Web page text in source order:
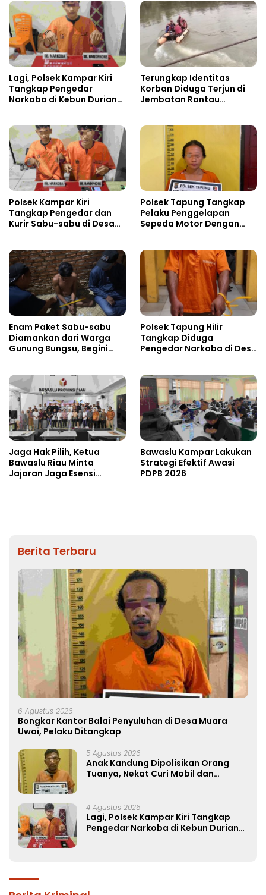
Lagi, Polsek Kampar Kiri
Tangkap Pengedar
Narkoba di Kebun Durian
Terungkap Identitas
Korban Diduga Terjun di
Jembatan Rantau
Polsek Kampar Kiri
Tangkap Pengedar dan
Kurir Sabu-sabu di Desa
Polsek Tapung Tangkap
Pelaku Penggelapan
Sepeda Motor Dengan
Enam Paket Sabu-sabu
Diamankan dari Warga
Gunung Bungsu, Begini
Polsek Tapung Hilir
Tangkap Diduga
Pengedar Narkoba di Desa
Jaga Hak Pilih, Ketua
Bawaslu Riau Minta
Jajaran Jaga Esensi
Bawaslu Kampar Lakukan
Strategi Efektif Awasi
PDPB 2026
Berita Terbaru
6 Agustus 2026
Bongkar Kantor Balai Penyuluhan di Desa Muara
Uwai, Pelaku Ditangkap
5 Agustus 2026
Anak Kandung Dipolisikan Orang
Tuanya, Nekat Curi Mobil dan
4 Agustus 2026
Lagi, Polsek Kampar Kiri Tangkap
Pengedar Narkoba di Kebun Durian